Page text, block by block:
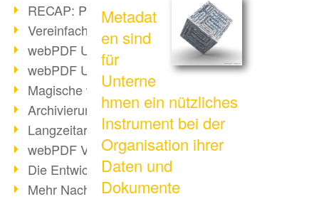
RECAP: PDF Days Europe 2022
Vereinfachung Personalprozesse
webPDF Update 8.0.0.2727
webPDF Update 9.0.0.2732
Magische webPDF Version 9
Archivierung: Aufbewahrungsfristen
Langzeitarchivierung mit PDF/A
webPDF Video - Behind the Scenes
Die Entwicklung von PDF/X
Mehr Nachhaltigkeit durch PDF
Metadat
en sind
für
Unterne
hmen ein nützliches
Instrument bei der
Organisation ihrer
Daten und
Dokumente